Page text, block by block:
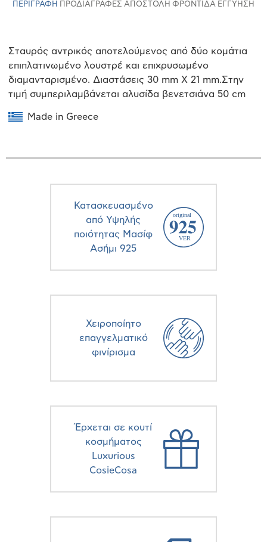
ΠΕΡΙΓΡΑΦΉ ΠΡΟΔΙΑΓΡΑΦΈΣ ΑΠΟΣΤΟΛΉ ΦΡΟΝΤΊΔΑ ΕΓΓΎΗΣΗ
Σταυρός αντρικός αποτελούμενος από δύο κομάτια
επιπλατινωμένο λουστρέ και επιχρυσωμένο
διαμανταρισμένο. Διαστάσεις 30 mm X 21 mm.Στην
τιμή συμπεριλαμβάνεται αλυσίδα βενετσιάνα 50 cm
Made in Greece
Κατασκευασμένο
από Υψηλής
ποιότητας Μασίφ
Ασήμι 925
Χειροποίητο
επαγγελματικό
φινίρισμα
Έρχεται σε κουτί
κοσμήματος
Luxurious
CosieCosa